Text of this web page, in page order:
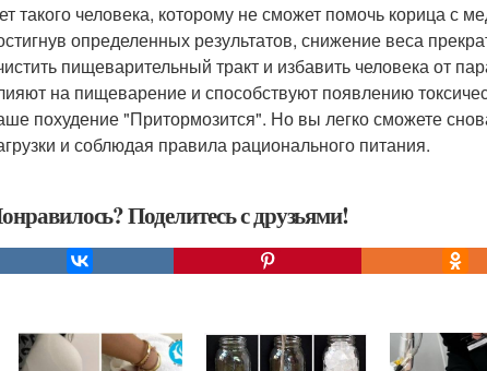
такого человека, которому не сможет помочь корица с
определенных результатов, снижение веса
пищеварительный тракт и избавить человека от
на пищеварение и способствуют появлению
похудение "Притормозится". Но вы легко сможете
и соблюдая правила рационального питания.
Поделитесь с друзьями!